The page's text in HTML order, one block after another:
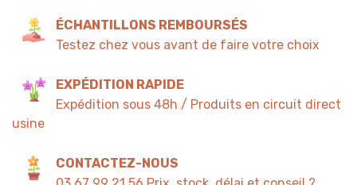
ÉCHANTILLONS REMBOURSÉS
Testez chez vous avant de faire votre choix
EXPÉDITION RAPIDE
Expédition sous 48h / Produits en circuit direct
usine
CONTACTEZ-NOUS